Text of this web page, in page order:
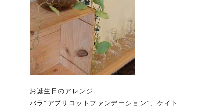
お誕生日のアレンジ
バラ“アプリコットファンデーション”、ケイト